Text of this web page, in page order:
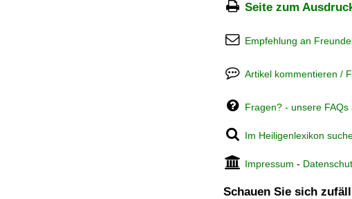
Seite zum
Empfehlung an
Artikel kommentieren /
Fragen? - unsere FAQs
Im Heiligenlexikon
Impressum -
Schauen Sie sich